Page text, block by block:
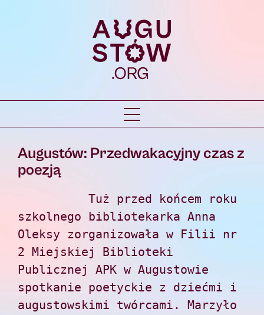
Augustów: Przedwakacyjny czas z
poezją
szkolnego bibliotekarka Anna
Oleksy zorganizowała w Filii nr
2 Miejskiej Biblioteki
Publicznej APK w Augustowie
spotkanie poetyckie z dziećmi i
augustowskimi twórcami. Marzyło